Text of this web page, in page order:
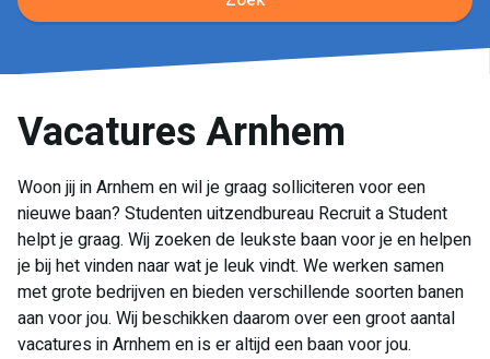
Vacatures Arnhem
Woon jij in Arnhem en wil je graag solliciteren voor een
nieuwe baan? Studenten uitzendbureau Recruit a Student
helpt je graag. Wij zoeken de leukste baan voor je en helpen
je bij het vinden naar wat je leuk vindt. We werken samen
met grote bedrijven en bieden verschillende soorten banen
aan voor jou. Wij beschikken daarom over een groot aantal
vacatures in Arnhem en is er altijd een baan voor jou.